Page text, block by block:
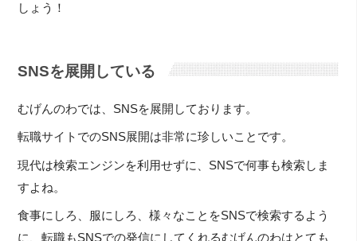
しょう！
SNSを展開している
むげんのわでは、SNSを展開しております。
転職サイトでのSNS展開は非常に珍しいことです。
現代は検索エンジンを利用せずに、SNSで何事も検索しま
すよね。
食事にしろ、服にしろ、様々なことをSNSで検索するよう
に、転職もSNSでの発信にしてくれるむげんのわはとても